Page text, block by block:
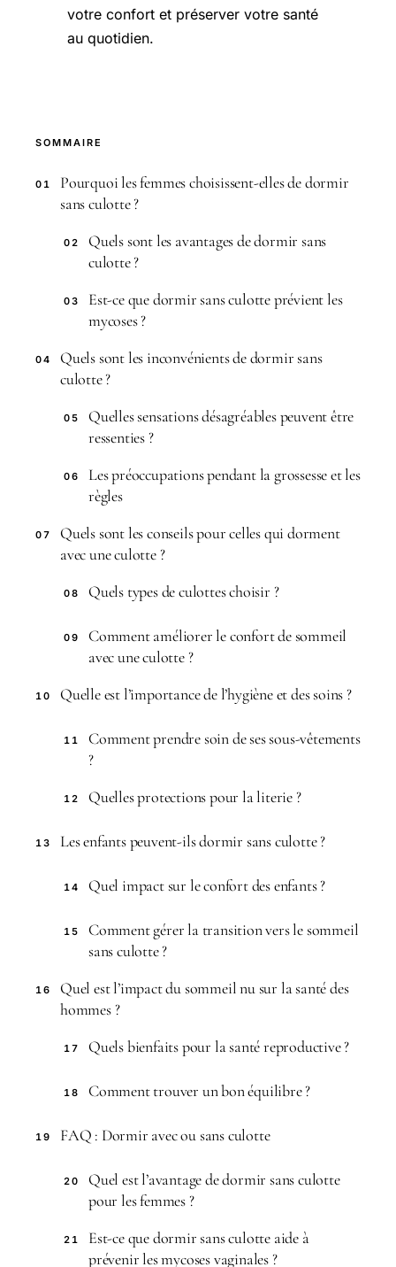
votre confort et préserver votre santé
au quotidien.
SOMMAIRE
01
Pourquoi les femmes choisissent-elles de dormir
sans culotte ?
02
Quels sont les avantages de dormir sans
culotte ?
03
Est-ce que dormir sans culotte prévient les
mycoses ?
04
Quels sont les inconvénients de dormir sans
culotte ?
05
Quelles sensations désagréables peuvent être
ressenties ?
06
Les préoccupations pendant la grossesse et les
règles
07
Quels sont les conseils pour celles qui dorment
avec une culotte ?
08 Quels types de culottes choisir ?
09
Comment améliorer le confort de sommeil
avec une culotte ?
10 Quelle est l’importance de l’hygiène et des soins ?
11
Comment prendre soin de ses sous-vêtements
?
12 Quelles protections pour la literie ?
13 Les enfants peuvent-ils dormir sans culotte ?
14 Quel impact sur le confort des enfants ?
15
Comment gérer la transition vers le sommeil
sans culotte ?
16
Quel est l’impact du sommeil nu sur la santé des
hommes ?
17 Quels bienfaits pour la santé reproductive ?
18 Comment trouver un bon équilibre ?
19 FAQ : Dormir avec ou sans culotte
20
Quel est l’avantage de dormir sans culotte
pour les femmes ?
21
Est-ce que dormir sans culotte aide à
prévenir les mycoses vaginales ?